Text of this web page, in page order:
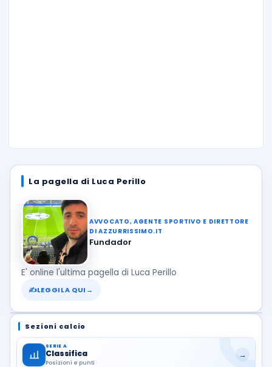
La pagella di Luca Perillo
AVVOCATO, AGENTE SPORTIVO E DIRETTORE
DI AZZURRISSIMO.IT
Fundador
E' online l'ultima pagella di Luca Perillo
✍LEGGILA QUI →
Sezioni calcio
SERIE A
Classifica
Posizioni e punti
→